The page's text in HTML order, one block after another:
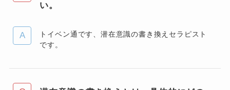
い。
トイベン通です、潜在意識の書き換えセラピスト
です。